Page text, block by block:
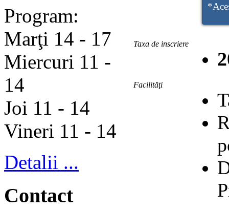
Taxa de inscriere
Facilităţi
Program:
Marţi 14 - 17
Miercuri 11 -
14
Joi 11 - 14
Vineri 11 - 14
Detalii ...
Contact